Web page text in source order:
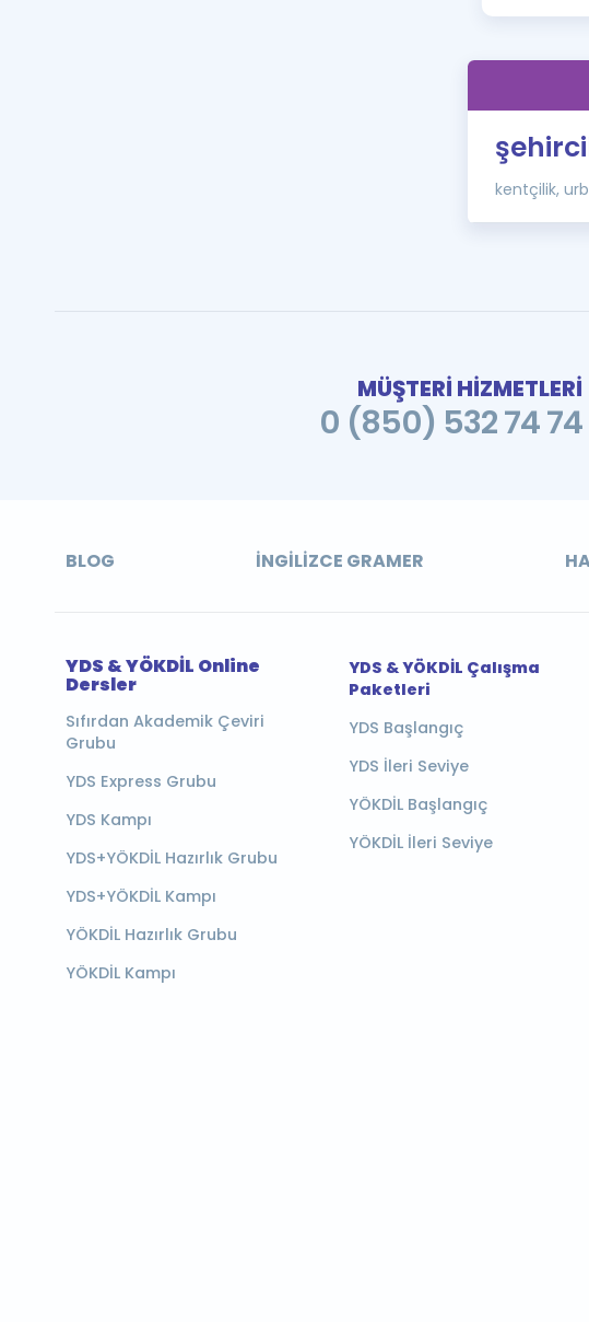
kentçilik,
MÜŞTERİ HİZMETLERİ
0 (850) 532 74 74
BLOG İNGILIZCE GRAMER
YDS & YÖKDİL Online
Dersler
Sıfırdan Akademik Çeviri
Grubu
YDS Express Grubu
YDS Kampı
YDS+YÖKDİL Hazırlık Grubu
YDS+YÖKDİL Kampı
YÖKDİL Hazırlık Grubu
YÖKDİL Kampı
YDS & YÖKDİL Çalışma
Paketleri
YDS Başlangıç
YDS İleri Seviye
YÖKDİL Başlangıç
YÖKDİL İleri Seviye